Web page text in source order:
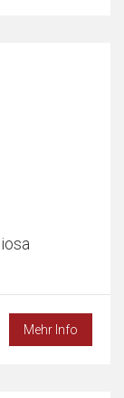
Mehr Info